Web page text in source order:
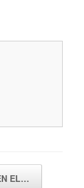
EL…